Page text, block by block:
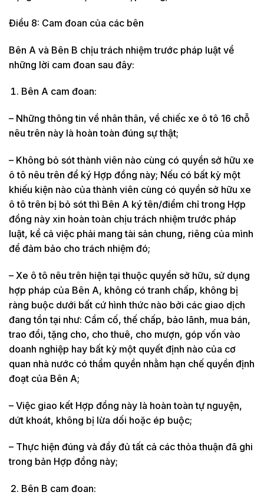
Điều 8: Cam đoan của các bên
Bên A và Bên B chịu trách nhiệm trước pháp luật về
những lời cam đoan sau đây:
Bên A cam đoan:
– Những thông tin về nhân thân, về chiếc xe ô tô 16 chỗ
nêu trên này là hoàn toàn đúng sự thật;
– Không bỏ sót thành viên nào cùng có quyền sở hữu xe
ô tô nêu trên để ký Hợp đồng này; Nếu có bất kỳ một
khiếu kiện nào của thành viên cùng có quyền sở hữu xe
ô tô trên bị bỏ sót thì Bên A ký tên/điểm chỉ trong Hợp
đồng này xin hoàn toàn chịu trách nhiệm trước pháp
luật, kể cả việc phải mang tài sản chung, riêng của mình
để đảm bảo cho trách nhiệm đó;
– Xe ô tô nêu trên hiện tại thuộc quyền sở hữu, sử dụng
hợp pháp của Bên A, không có tranh chấp, không bị
ràng buộc d­ưới bất cứ hình thức nào bởi các giao dịch
đang tồn tại như: Cầm cố, thế chấp, bảo lãnh, mua bán,
trao đổi, tặng cho, cho thuê, cho mượn, góp vốn vào
doanh nghiệp hay bất kỳ một quyết định nào của cơ
quan nhà n­ước có thẩm quyền nhằm hạn chế quyền định
đoạt của Bên A;
– Việc giao kết Hợp đồng này là hoàn toàn tự nguyện,
dứt khoát, không bị lừa dối hoặc ép buộc;
– Thực hiện đúng và đầy đủ tất cả các thỏa thuận đã ghi
trong bản Hợp đồng này;
Bên B cam đoan: